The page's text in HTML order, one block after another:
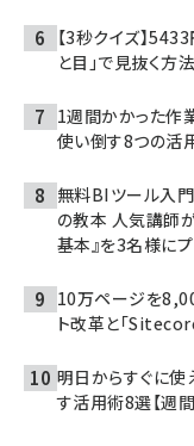
【3秒クイズ】
と目」で見抜く方法
1週間かかった
使い倒す8つの活
無料BIツール入
の教本 人気講師
基本』を3名様に
10万ページを
ト改革と「
明日からすぐに
す活用術8選【週間